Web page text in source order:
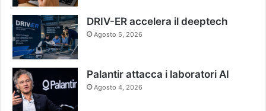
DRIV-ER accelera il deeptech
Agosto 5, 2026
Palantir attacca i laboratori AI
Agosto 4, 2026